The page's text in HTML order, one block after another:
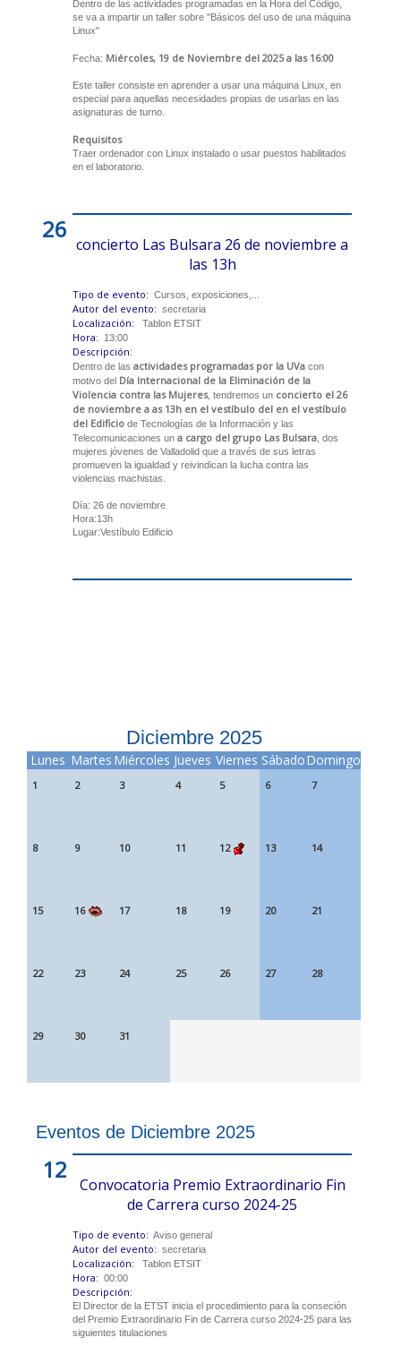
Dentro de las actividades programadas en la Hora del Código,
se va a impartir un taller sobre "Básicos del uso de una máquina
Linux"
Fecha: Miércoles, 19 de Noviembre del 2025 a las 16:00
Este taller consiste en aprender a usar una máquina Linux, en
especial para aquellas necesidades propias de usarlas en las
asignaturas de turno.
Requisitos
Traer ordenador con Linux instalado o usar puestos habilitados
en el laboratorio.
26
concierto Las Bulsara 26 de noviembre a
las 13h
Tipo de evento: Cursos, exposiciones,...
Autor del evento: secretaria
Localización: Tablon ETSIT
Hora: 13:00
Descripción:
Dentro de las actividades programadas por la UVa con
motivo del Día Internacional de la Eliminación de la
Violencia contra las Mujeres, tendremos un concierto el 26
de noviembre a as 13h en el vestíbulo del en el vestíbulo
del Edificio de Tecnologías de la Información y las
Telecomunicaciones un a cargo del grupo Las Bulsara , dos
mujeres jóvenes de Valladolid que a través de sus letras
promueven la igualdad y reivindican la lucha contra las
violencias machistas.
Día: 26 de noviembre
Hora:13h
Lugar:Vestíbulo Edificio
Diciembre 2025
Lunes Martes Miércoles Jueves Viernes SábadoDomingo
1 2 3 4 5 6 7
8 9 10 11 12 13 14
15 16 17 18 19 20 21
22 23 24 25 26 27 28
29 30 31
Eventos de Diciembre 2025
12
Convocatoria Premio Extraordinario Fin
de Carrera curso 2024-25
Tipo de evento: Aviso general
Autor del evento: secretaria
Localización: Tablon ETSIT
Hora: 00:00
Descripción:
El Director de la ETST inicia el procedimiento para la conseción
del Premio Extraordinario Fin de Carrera curso 2024-25 para las
siguientes titulaciones